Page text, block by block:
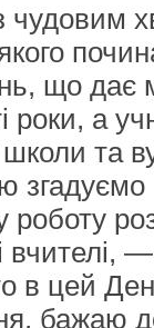
що дає
роки, а
школи та
роботу
в цей
бажаю